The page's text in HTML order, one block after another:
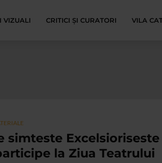
VIZUALI CRITICI ȘI CURATORI VILA
simteste
la Ziua Teatrului